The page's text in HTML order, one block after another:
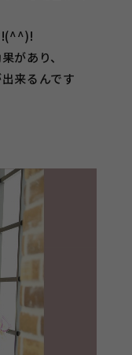
!(^^)!
があり、
来るんです